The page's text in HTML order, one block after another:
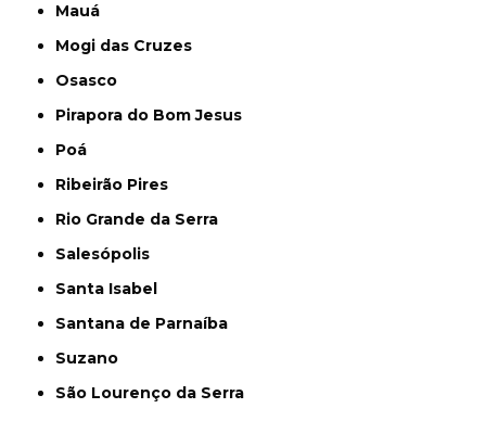
Mauá
Mogi das Cruzes
Osasco
Pirapora do Bom Jesus
Poá
Ribeirão Pires
Rio Grande da Serra
Salesópolis
Santa Isabel
Santana de Parnaíba
Suzano
São Lourenço da Serra